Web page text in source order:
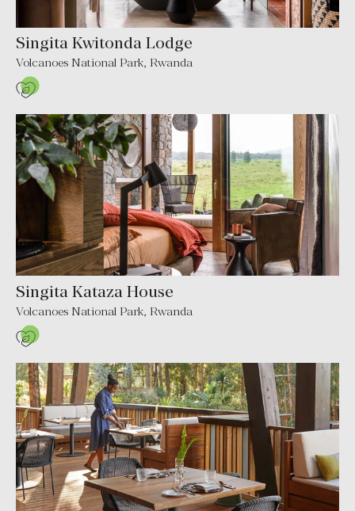
Singita Kwitonda Lodge
Volcanoes National Park, Rwanda
Singita Kataza House
Volcanoes National Park, Rwanda